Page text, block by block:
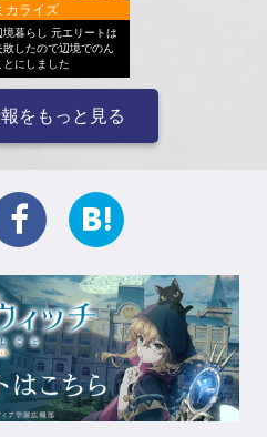
カライズ
暮らし 元エリートは
したので辺境でのん
にしました
をもっと見る